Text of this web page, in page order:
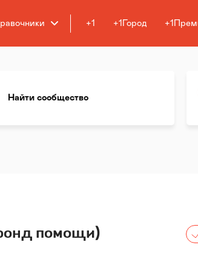
+1 +1Город
Найти сообщество
помощи)